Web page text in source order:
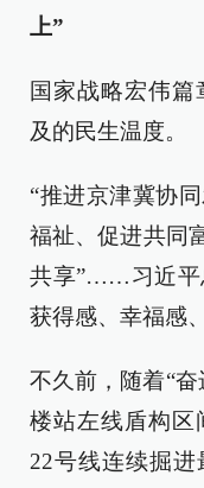
上”
国家战略宏伟
及的民生温度。
“推进京津冀协
福祉、促进共同
共享”……习近平
获得感、幸福感
不久前，随着“
楼站左线盾构区
22号线连续掘